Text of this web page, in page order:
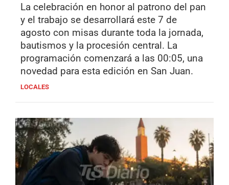
La celebración en honor al patrono del pan
y el trabajo se desarrollará este 7 de
agosto con misas durante toda la jornada,
bautismos y la procesión central. La
programación comenzará a las 00:05, una
novedad para esta edición en San Juan.
LOCALES